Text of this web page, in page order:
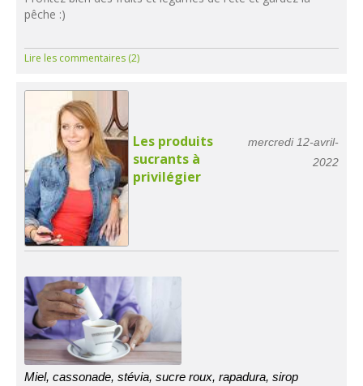
pêche :)
Lire les commentaires (2)
Les produits
sucrants à
privilégier
mercredi 12-avril-
2022
Miel, cassonade, stévia, sucre roux, rapadura, sirop